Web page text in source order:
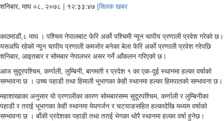
शनिबार, माघ ०८, २०७८ | १२:३३:४७ |क्लिक खबर
काठमाडाैं,८ माघ । पश्चिम नेपालबाट फेरि अर्को पश्चिमी न्यून चापीय प्रणाली प्रवेश गरेकाे छ।
यसअघि रहेकाे न्यून चापीय प्रणाली कमजाेर बनेका बेला फेरि अर्काे प्रणाली प्रवेश गरेपछि
शनिबार, आइतबार र सोमबार नेपालभर असर गर्ने आँकलन गरिएकाे छ।
आज सुदूरपश्चिम, कर्णाली, लुम्बिनी, बागमती र प्रदेश १ का एक-दुई स्थानमा हल्का वर्षाको
सम्भावना छ । उच्च पहाडी तथा हिमाली भूभागका केही स्थानमा हल्का हिमपातको सम्भावना छ।
महाशाखाका अनुसार याे प्रणालीका कारण साेमबारसम्म सुदूरपश्चिम, कर्णाली र लुम्बिनीका
पहाडी र तराई भूभागका केही स्थानमा मेघगर्जन र चटयाङसहित हल्कादेखि मध्यम वर्षाकाे
सम्भावना छ । बाँकी प्रदेशका पहाडी तथा तराई भेगका थोरै स्थानमा हल्का वर्षा हुनेछ।